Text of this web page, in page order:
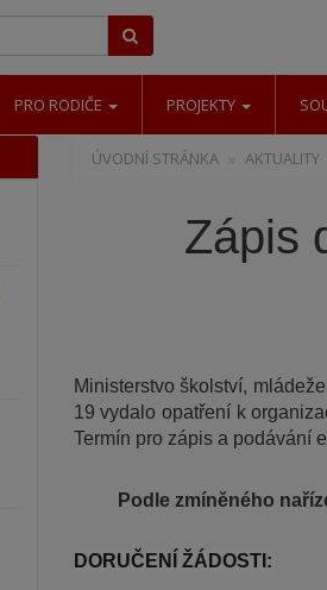
PRO RODIČE PROJEKTY
ÚVODNÍ STRÁNKA AKTUALITY
Zápis
Ministerstvo školství,
19 vydalo opatření k
Termín pro zápis a podávání
Podle zmíněného
DORUČENÍ ŽÁDOSTI: